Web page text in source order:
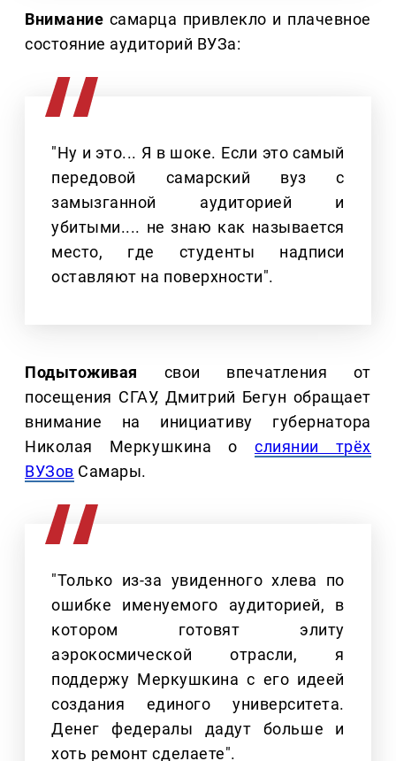
Внимание самарца привлекло и плачевное
состояние аудиторий ВУЗа:
"Ну и это... Я в шоке. Если это самый
передовой самарский вуз с
замызганной аудиторией и
убитыми.... не знаю как называется
место, где студенты надписи
оставляют на поверхности".
Подытоживая свои впечатления от
посещения СГАУ, Дмитрий Бегун обращает
внимание на инициативу губернатора
Николая Меркушкина о слиянии трёх
ВУЗов Самары.
"Только из-за увиденного хлева по
ошибке именуемого аудиторией, в
котором готовят элиту
аэрокосмической отрасли, я
поддержу Меркушкина с его идеей
создания единого университета.
Денег федералы дадут больше и
хоть ремонт сделаете".